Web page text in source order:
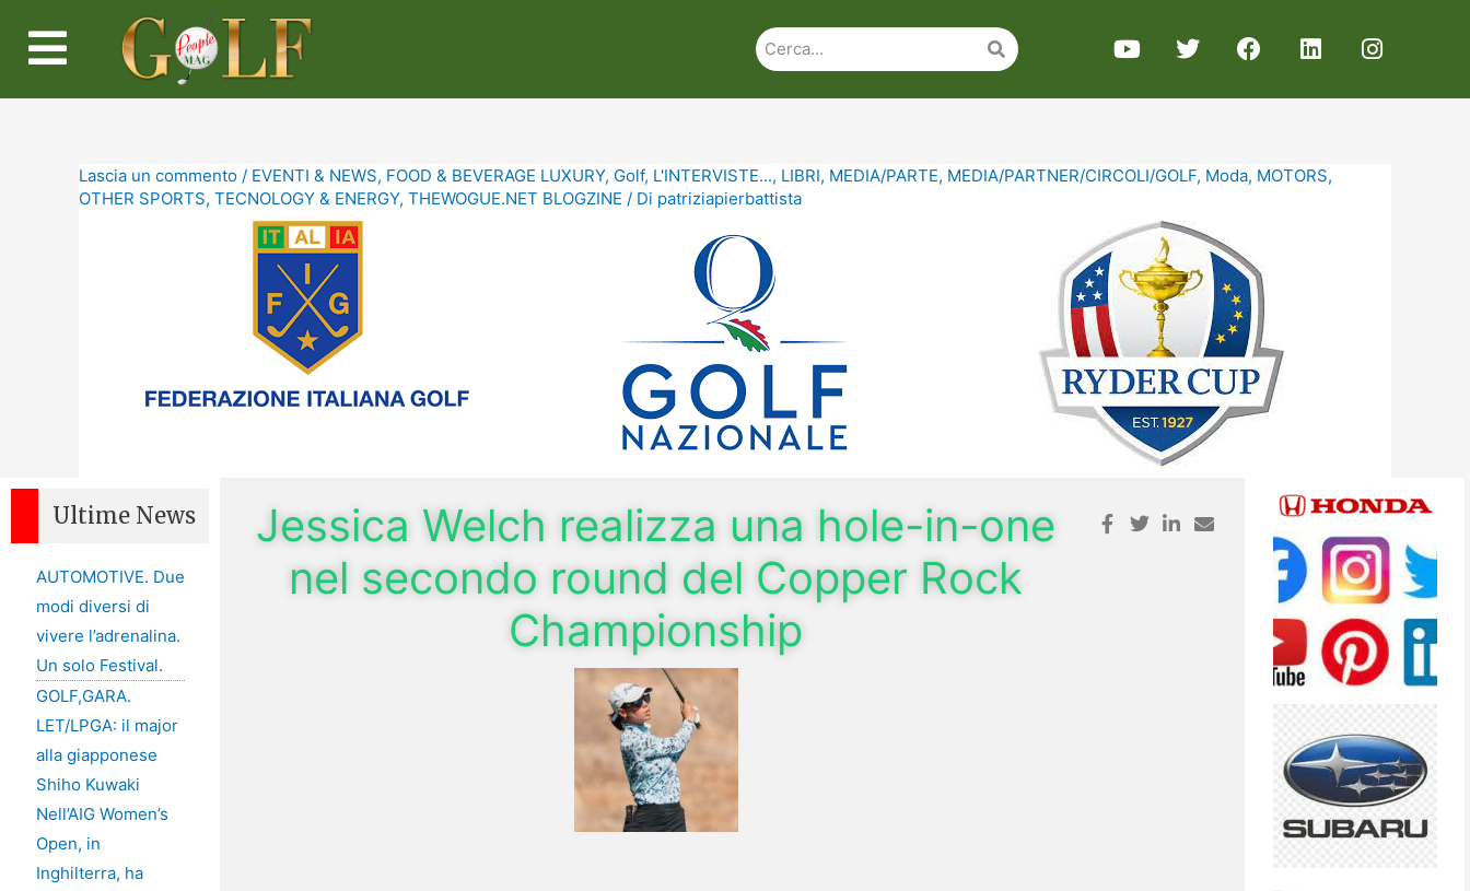
Lascia un commento / EVENTI & NEWS, FOOD & BEVERAGE LUXURY, Golf, L'INTERVISTE..., LIBRI, MEDIA/PARTE, MEDIA/PARTNER/CIRCOLI/GOLF, Moda, MOTORS,
OTHER SPORTS, TECNOLOGY & ENERGY, THEWOGUE.NET BLOGZINE / Di patriziapierbattista
Ultime News
AUTOMOTIVE. Due
modi diversi di
vivere l’adrenalina.
Un solo Festival.
GOLF,GARA.
LET/LPGA: il major
alla giapponese
Shiho Kuwaki
Nell’AIG Women’s
Open, in
Inghilterra, ha
Jessica Welch realizza una hole-in-one
nel secondo round del Copper Rock
Championship